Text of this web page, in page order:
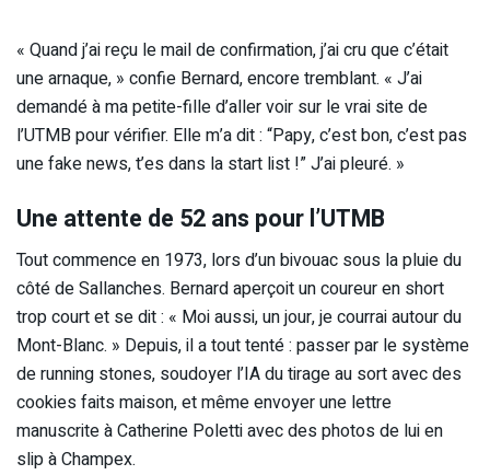
« Quand j’ai reçu le mail de confirmation, j’ai cru que c’était
une arnaque, » confie Bernard, encore tremblant. « J’ai
demandé à ma petite-fille d’aller voir sur le vrai site de
l’UTMB pour vérifier. Elle m’a dit : “Papy, c’est bon, c’est pas
une fake news, t’es dans la start list !” J’ai pleuré. »
Une attente de 52 ans pour l’UTMB
Tout commence en 1973, lors d’un bivouac sous la pluie du
côté de Sallanches. Bernard aperçoit un coureur en short
trop court et se dit : « Moi aussi, un jour, je courrai autour du
Mont-Blanc. » Depuis, il a tout tenté : passer par le système
de running stones, soudoyer l’IA du tirage au sort avec des
cookies faits maison, et même envoyer une lettre
manuscrite à Catherine Poletti avec des photos de lui en
slip à Champex.